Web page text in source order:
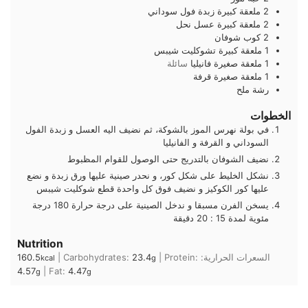
2 ملعقة كبيرة زبدة فول سوداني
2 ملعقة كبيرة عسل نحل
2 كوب شوفان
1 ملعقة كبيرة تشوكليت شيبس
1 ملعقة صغيرة فانيليا سائلة
1 ملعقة صغيرة قرفة
رشة ملح
الخطوات
في بولة نهرس الموز بالشوكة، ثم نضيف اليه العسل و زبدة الفول
السوداني و القرفة و الفانيليا
نضيف الشوفان بالتدريج حتى الوصول للقوام المظبوط
نشكل الخليط على شكل كور، و نحدر صينية عليها ورق زبدة و نضع
عليها كور الكوكيز و نضيف فوق كل واحدة قطع شوكليت شيبس
يسخن الفرن مسبقا و ندخل الصينية على درجة حرارة 180 درجة
مئوية لمدة 15 : 20 دقيقة
Nutrition
السعرات الحرارية: 160.5kcal Carbohydrates: 23.4g
Protein:
4.57g Fat: 4.47g